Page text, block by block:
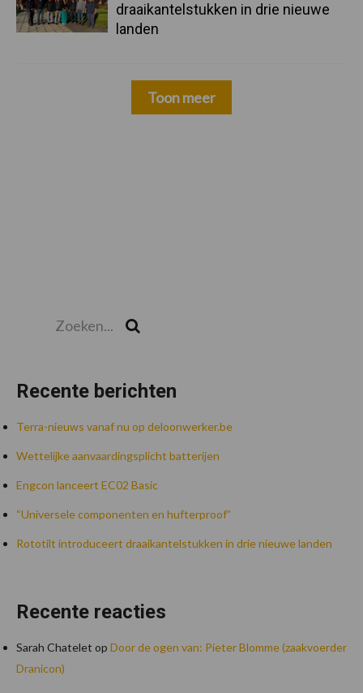
draaikantelstukken in drie nieuwe
landen
Toon meer
Recente berichten
Terra-nieuws vanaf nu op deloonwerker.be
Wettelijke aanvaardingsplicht batterijen
Engcon lanceert EC02 Basic
“Universele componenten en hufterproof”
Rototilt introduceert draaikantelstukken in drie nieuwe landen
Recente reacties
Sarah Chatelet op Door de ogen van: Pieter Blomme (zaakvoerder
Dranicon)